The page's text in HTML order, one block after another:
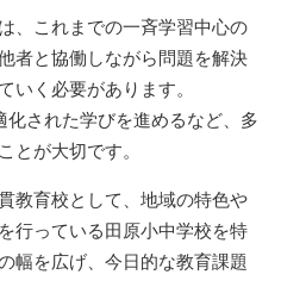
、これまでの一斉学習中心の
者と協働しながら問題を解決
いく必要があります。
化された学びを進めるなど、多
とが大切です。
教育校として、地域の特色や
行っている田原小中学校を特
幅を広げ、今日的な教育課題